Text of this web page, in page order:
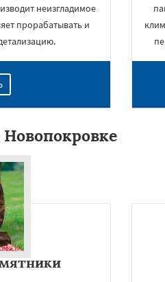
неизгладимое
прорабатывать и